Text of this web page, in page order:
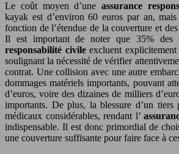
Le coût moyen d’une assurance
kayak est d’environ 60 euros par an,
fonction de l’étendue de la couverture et
Il est important de noter que 35% des
responsabilité civileexcluent
soulignant la nécessité de vérifier
contrat. Une collision avec une autre
dommages matériels importants, pouvant
d’euros, voire des dizaines de milliers
importants. De plus, la blessure d’un tiers
médicaux considérables, rendant l’
indispensable. Il est donc primordial de
une couverture suffisante pour faire face à